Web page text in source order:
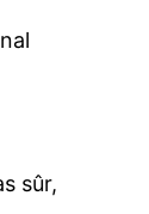
sûr,